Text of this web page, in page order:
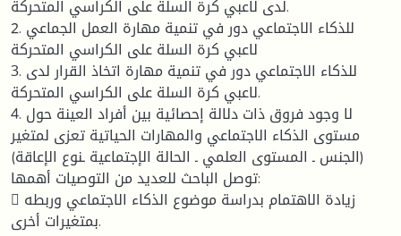
لدى لاعبي كرة السلة على الكراسي المتحركة.
2. للذكاء الاجتماعي دور في تنمية مهارة العمل الجماعي
لاعبي كرة السلة على الكراسي المتحركة
3. للذكاء الاجتماعي دور في تنمية مهارة اتخاذ القرار لدى
لاعبي كرة السلة على الكراسي المتحركة.
4. لا وجود فروق ذات دلالة إحصائية بين أفراد العينة حول
مستوى الذكاء الاجتماعي والمهارات الحياتية تعزى لمتغير
(الجنس ـ المستوى العلمي ـ الحالة الإجتماعية ـنوع الإعاقة)
توصل الباحث للعديد من التوصيات أهمها:
 زيادة الاهتمام بدراسة موضوع الذكاء الاجتماعي وربطه
بمتغيرات أخرى.